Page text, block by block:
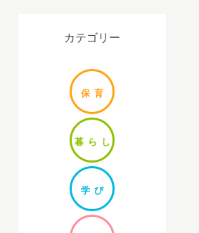
カテゴリー
保 育
暮ら し
学 び